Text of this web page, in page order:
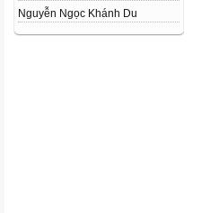
Nguyễn Ngọc Khánh Du